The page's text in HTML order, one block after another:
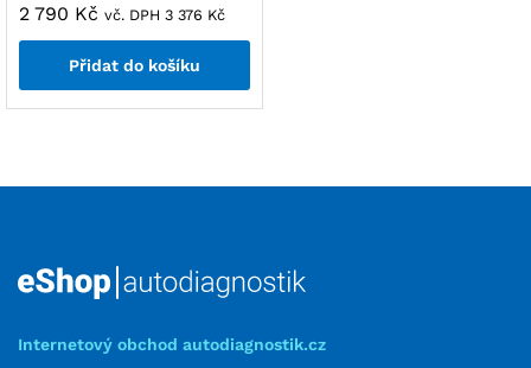
2 790 Kč vč. DPH 3 376 Kč
Přidat do košíku
Internetový obchod autodiagnostik.cz